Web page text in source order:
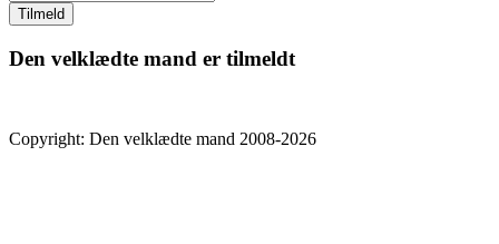
Den velklædte mand er tilmeldt
Copyright: Den velklædte mand 2008-2026